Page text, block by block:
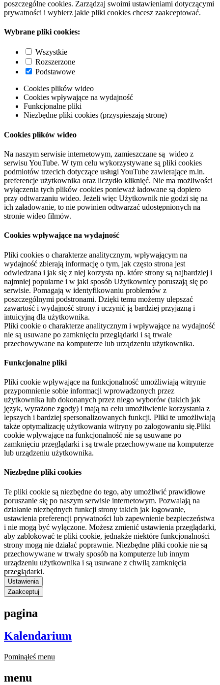
poszczególne cookies. Zarządzaj swoimi ustawieniami dotyczącymi
prywatności i wybierz jakie pliki cookies chcesz zaakceptować.
Wybrane pliki cookies:
Wszystkie
Rozszerzone
Podstawowe
Cookies plików wideo
Cookies wpływające na wydajność
Funkcjonalne pliki
Niezbędne pliki cookies (przyspieszają stronę)
Cookies plików wideo
Na naszym serwisie internetowym, zamieszczane są wideo z
serwisu YouTube. W tym celu wykorzystywane są pliki cookies
podmiotów trzecich dotyczące usługi YouTube zawierające m.in.
preferencje użytkownika oraz liczydło kliknięć. Nie ma możliwości
wyłączenia tych plików cookies ponieważ ładowane są dopiero
przy odtwarzaniu wideo. Jeżeli więc Użytkownik nie godzi się na
ich załadowanie, to nie powinien odtwarzać udostępnionych na
stronie wideo filmów.
Cookies wpływające na wydajność
Pliki cookies o charakterze analitycznym, wpływającym na
wydajność zbierają informację o tym, jak często strona jest
odwiedzana i jak się z niej korzysta np. które strony są najbardziej i
najmniej popularne i w jaki sposób Użytkownicy poruszają się po
serwisie. Pomagają w identyfikowaniu problemów z
poszczególnymi podstronami. Dzięki temu możemy ulepszać
zawartość i wydajność strony i uczynić ją bardziej przyjazną i
intuicyjną dla użytkownika.
Pliki cookie o charakterze analitycznym i wpływające na wydajność
nie są usuwane po zamknięciu przeglądarki i są trwale
przechowywane na komputerze lub urządzeniu użytkownika.
Funkcjonalne pliki
Pliki cookie wpływające na funkcjonalność umożliwiają witrynie
przypomnienie sobie informacji wprowadzonych przez
użytkownika lub dokonanych przez niego wyborów (takich jak
język, wyrażone zgody) i mają na celu umożliwienie korzystania z
lepszych i bardziej spersonalizowanych funkcji. Pliki te umożliwiają
także optymalizację użytkowania witryny po zalogowaniu się.Pliki
cookie wpływające na funkcjonalność nie są usuwane po
zamknięciu przeglądarki i są trwale przechowywane na komputerze
lub urządzeniu użytkownika.
Niezbędne pliki cookies
Te pliki cookie są niezbędne do tego, aby umożliwić prawidłowe
poruszanie się po naszym serwisie internetowym. Pozwalają na
działanie niezbędnych funkcji strony takich jak logowanie,
ustawienia preferencji prywatności lub zapewnienie bezpieczeństwa
i nie mogą być wyłączone. Możesz zmienić ustawienia przeglądarki,
aby zablokować te pliki cookie, jednakże niektóre funkcjonalności
strony mogą nie działać poprawnie. Niezbędne pliki cookie nie są
przechowywane w trwały sposób na komputerze lub innym
urządzeniu użytkownika i są usuwane z chwilą zamknięcia
przeglądarki.
Ustawienia
Zaakceptuj
pagina
Kalendarium
Pominąłeś menu
menu